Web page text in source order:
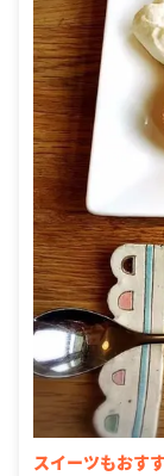
スイーツもおす